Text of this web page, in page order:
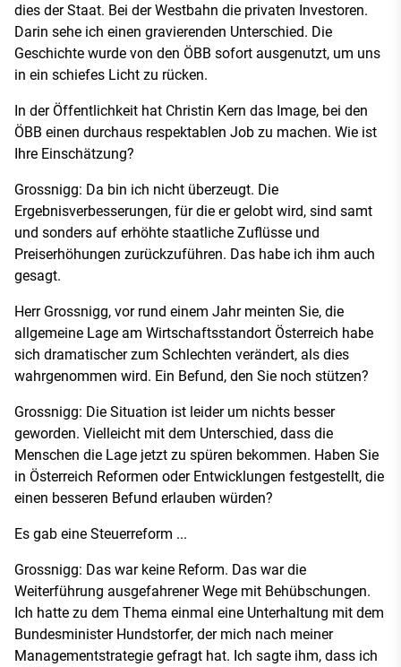
dies der Staat. Bei der Westbahn die privaten Investoren.
Darin sehe ich einen gravierenden Unterschied. Die
Geschichte wurde von den ÖBB sofort ausgenutzt, um uns
in ein schiefes Licht zu rücken.
In der Öffentlichkeit hat Christin Kern das Image, bei den
ÖBB einen durchaus respektablen Job zu machen. Wie ist
Ihre Einschätzung?
Grossnigg: Da bin ich nicht überzeugt. Die
Ergebnisverbesserungen, für die er gelobt wird, sind samt
und sonders auf erhöhte staatliche Zuflüsse und
Preiserhöhungen zurückzuführen. Das habe ich ihm auch
gesagt.
Herr Grossnigg, vor rund einem Jahr meinten Sie, die
allgemeine Lage am Wirtschaftsstandort Österreich habe
sich dramatischer zum Schlechten verändert, als dies
wahrgenommen wird. Ein Befund, den Sie noch stützen?
Grossnigg: Die Situation ist leider um nichts besser
geworden. Vielleicht mit dem Unterschied, dass die
Menschen die Lage jetzt zu spüren bekommen. Haben Sie
in Österreich Reformen oder Entwicklungen festgestellt, die
einen besseren Befund erlauben würden?
Es gab eine Steuerreform ...
Grossnigg: Das war keine Reform. Das war die
Weiterführung ausgefahrener Wege mit Behübschungen.
Ich hatte zu dem Thema einmal eine Unterhaltung mit dem
Bundesminister Hundstorfer, der mich nach meiner
Managementstrategie gefragt hat. Ich sagte ihm, dass ich